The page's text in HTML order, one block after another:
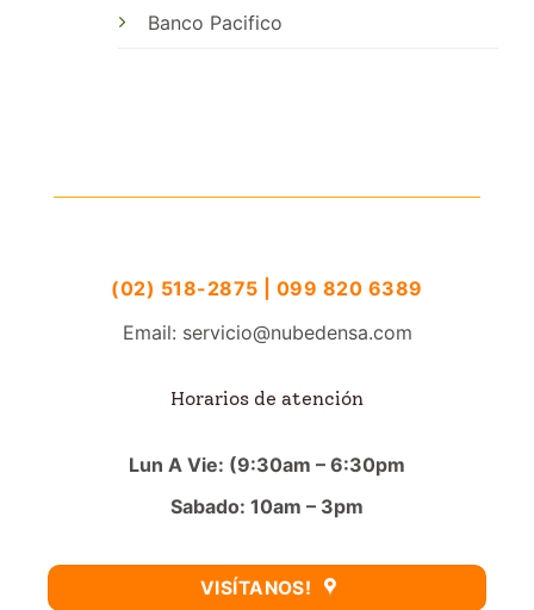
Banco Pacifico
(02) 518-2875 | 099 820 6389
Email: servicio@nubedensa.com
Horarios de atención
Lun A Vie: (9:30am – 6:30pm
Sabado: 10am – 3pm
VISÍTANOS!